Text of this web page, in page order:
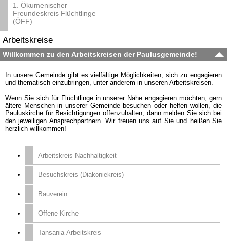
1. Ökumenischer
Freundeskreis Flüchtlinge
(ÖFF)
Arbeitskreise
Willkommen zu den Arbeitskreisen der Paulusgemeinde!
In unsere Gemeinde gibt es vielfältige Möglichkeiten, sich zu engagieren
und thematisch einzubringen, unter anderem in unseren Arbeitskreisen.
Wenn Sie sich für Flüchtlinge in unserer Nähe engagieren möchten, gern
ältere Menschen in unserer Gemeinde besuchen oder helfen wollen, die
Pauluskirche für Besichtigungen offenzuhalten, dann melden Sie sich bei
den jeweiligen Ansprechpartnern. Wir freuen uns auf Sie und heißen Sie
herzlich willkommen!
Arbeitskreis Nachhaltigkeit
Besuchskreis (Diakoniekreis)
Bauverein
Offene Kirche
Tansania-Arbeitskreis